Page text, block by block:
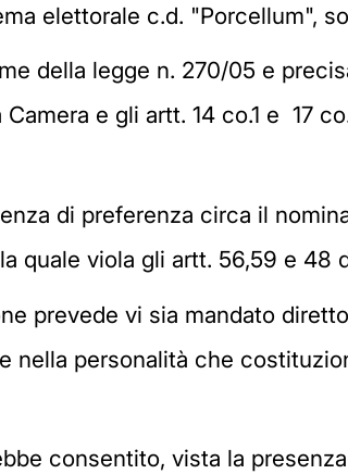
elettorale c.d. "Porcellum",
della legge n. 270/05 e
e gli artt. 14 co.1 e 17
di preferenza circa il
quale viola gli artt. 56,59 e 48
prevede vi sia mandato
nella personalità che
consentito, vista la